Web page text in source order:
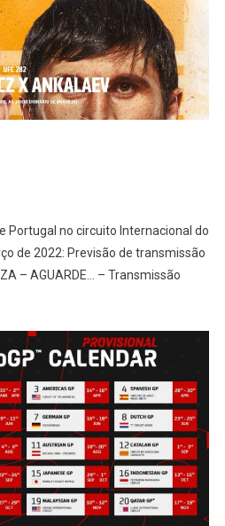
Portugal no circuito Internacional do
de 2022: Previsão de transmissão
– AGUARDE… – Transmissão